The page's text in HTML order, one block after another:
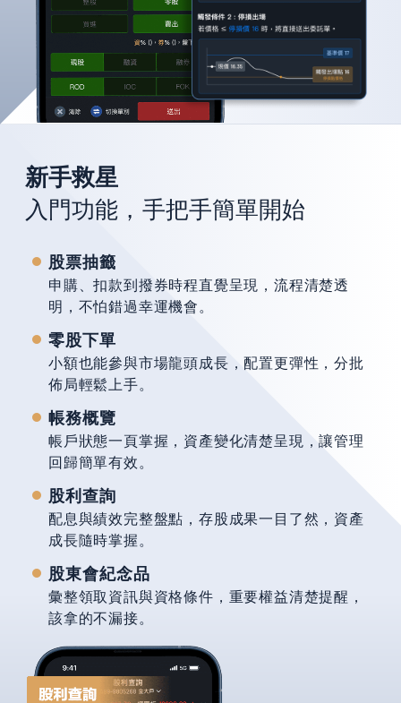
新手救星
入門功能，手把手簡單開始
股票抽籤
申購、扣款到撥券時程直覺呈現，流程清楚透
明，不怕錯過幸運機會。
零股下單
小額也能參與市場龍頭成長，配置更彈性，分批
佈局輕鬆上手。
帳務概覽
帳戶狀態一頁掌握，資產變化清楚呈現，讓管理
回歸簡單有效。
股利查詢
配息與績效完整盤點，存股成果一目了然，資產
成長隨時掌握。
股東會紀念品
彙整領取資訊與資格條件，重要權益清楚提醒，
該拿的不漏接。